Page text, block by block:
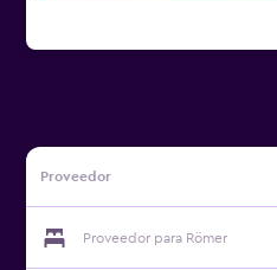
Proveedor
Proveedor para Römer